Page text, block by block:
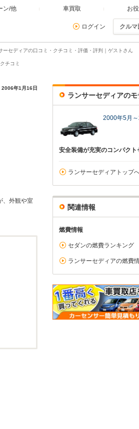
ン/他 車買取 お
ログイン クル
ーセディアの口コミ・クチコミ・評価・評判｜ゲストさん
チコミ
2006年1月16日
、外観や室
ランサーセディアの
2000年5月
安全装備が充実のコンパクト
ランサーセディアトップ
関連情報
燃費情報
セダンの燃費ランキング
ランサーセディアの燃費